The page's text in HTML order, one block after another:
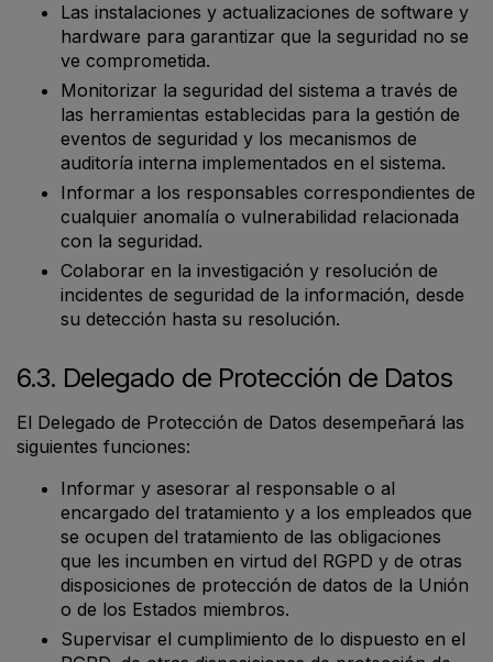
Las instalaciones y actualizaciones de software y
hardware para garantizar que la seguridad no se
ve comprometida.
Monitorizar la seguridad del sistema a través de
las herramientas establecidas para la gestión de
eventos de seguridad y los mecanismos de
auditoría interna implementados en el sistema.
Informar a los responsables correspondientes de
cualquier anomalía o vulnerabilidad relacionada
con la seguridad.
Colaborar en la investigación y resolución de
incidentes de seguridad de la información, desde
su detección hasta su resolución.
6.3. Delegado de Protección de Datos
El Delegado de Protección de Datos desempeñará las
siguientes funciones:
Informar y asesorar al responsable o al
encargado del tratamiento y a los empleados que
se ocupen del tratamiento de las obligaciones
que les incumben en virtud del RGPD y de otras
disposiciones de protección de datos de la Unión
o de los Estados miembros.
Supervisar el cumplimiento de lo dispuesto en el